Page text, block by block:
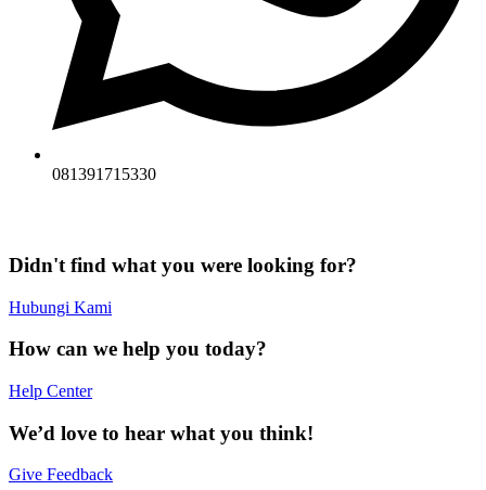
081391715330
Didn't find what you were looking for?
Hubungi Kami
How can we help you today?
Help Center
We’d love to hear what you think!
Give Feedback